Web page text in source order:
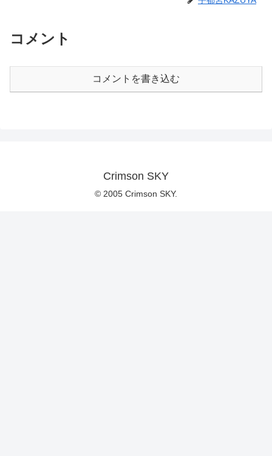
コメント
コメントを書き込む
Crimson SKY
© 2005 Crimson SKY.